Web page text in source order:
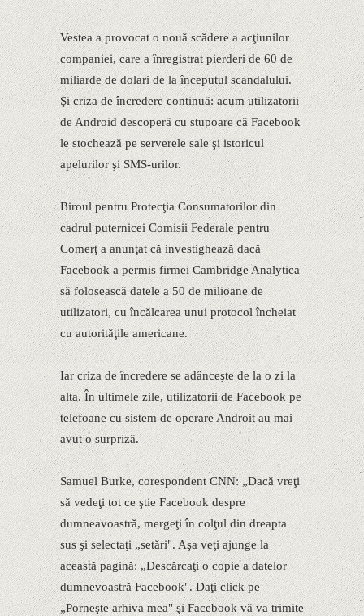
Vestea a provocat o nouă scădere a acţiunilor
companiei, care a înregistrat pierderi de 60 de
miliarde de dolari de la începutul scandalului.
Şi criza de încredere continuă: acum utilizatorii
de Android descoperă cu stupoare că Facebook
le stochează pe serverele sale şi istoricul
apelurilor şi SMS-urilor.
Biroul pentru Protecţia Consumatorilor din
cadrul puternicei Comisii Federale pentru
Comerţ a anunţat că investighează dacă
Facebook a permis firmei Cambridge Analytica
să folosească datele a 50 de milioane de
utilizatori, cu încălcarea unui protocol încheiat
cu autorităţile americane.
Iar criza de încredere se adânceşte de la o zi la
alta. În ultimele zile, utilizatorii de Facebook pe
telefoane cu sistem de operare Androit au mai
avut o surpriză.
Samuel Burke, corespondent CNN: „Dacă vreţi
să vedeţi tot ce ştie Facebook despre
dumneavoastră, mergeţi în colţul din dreapta
sus şi selectaţi „setări". Aşa veţi ajunge la
această pagină: „Descărcaţi o copie a datelor
dumnevoastră Facebook". Daţi click pe
„Porneşte arhiva mea" şi Facebook vă va trimite